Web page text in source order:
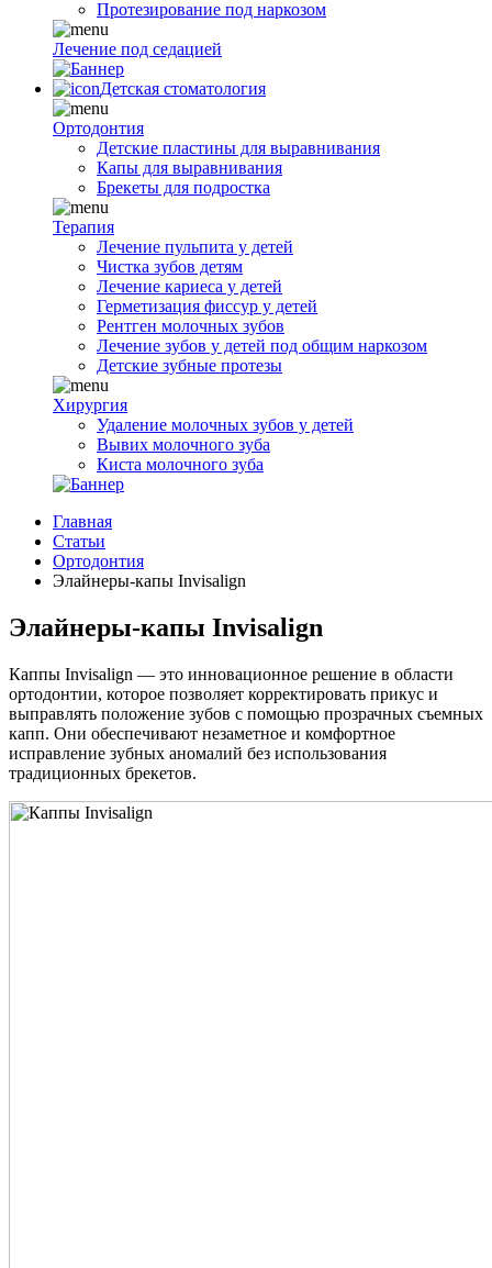
Протезирование под наркозом
Лечение под седацией
Детская стоматология
Ортодонтия
Детские пластины для выравнивания
Капы для выравнивания
Брекеты для подростка
Терапия
Лечение пульпита у детей
Чистка зубов детям
Лечение кариеса у детей
Герметизация фиссур у детей
Рентген молочных зубов
Лечение зубов у детей под общим наркозом
Детские зубные протезы
Хирургия
Удаление молочных зубов у детей
Вывих молочного зуба
Киста молочного зуба
Главная
Статьи
Ортодонтия
Элайнеры-капы Invisalign
Элайнеры-капы Invisalign
Каппы Invisalign — это инновационное решение в области
ортодонтии, которое позволяет корректировать прикус и
выправлять положение зубов с помощью прозрачных съемных
капп. Они обеспечивают незаметное и комфортное
исправление зубных аномалий без использования
традиционных брекетов.